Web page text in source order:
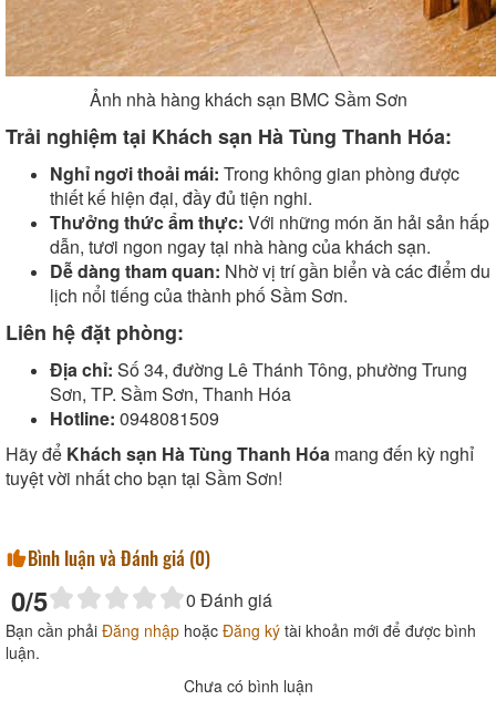
Ảnh nhà hàng khách sạn BMC Sầm Sơn
Trải nghiệm tại Khách sạn Hà Tùng Thanh Hóa:
Nghỉ ngơi thoải mái: Trong không gian phòng được
thiết kế hiện đại, đầy đủ tiện nghi.
Thưởng thức ẩm thực: Với những món ăn hải sản hấp
dẫn, tươi ngon ngay tại nhà hàng của khách sạn.
Dễ dàng tham quan: Nhờ vị trí gần biển và các điểm du
lịch nổi tiếng của thành phố Sầm Sơn.
Liên hệ đặt phòng:
Địa chỉ: Số 34, đường Lê Thánh Tông, phường Trung
Sơn, TP. Sầm Sơn, Thanh Hóa
Hotline: 0948081509
Hãy để Khách sạn Hà Tùng Thanh Hóa mang đến kỳ nghỉ
tuyệt vời nhất cho bạn tại Sầm Sơn!
Bình luận và Đánh giá (0)
0/5 0 Đánh giá
Bạn cần phải Đăng nhập hoặc Đăng ký tài khoản mới để được bình
luận.
Chưa có bình luận